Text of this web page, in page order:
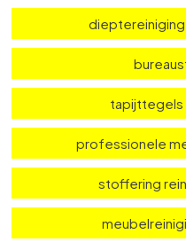
tapijt
schoonmaak
tapijttegels